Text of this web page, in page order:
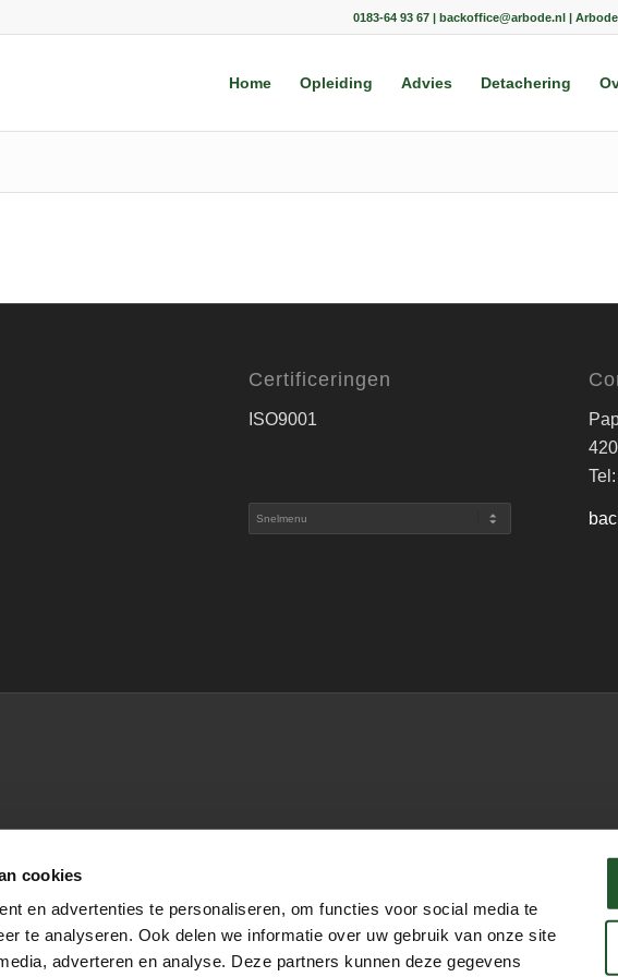
cookies
en advertenties te personaliseren, om functies voor social media te
te analyseren. Ook delen we informatie over uw gebruik van onze site
adverteren en analyse. Deze partners kunnen deze gegevens
0183-64 93 67 | backoffice@arbode.nl |
Home Opleiding Advies Detachering
Certificeringen
ISO9001